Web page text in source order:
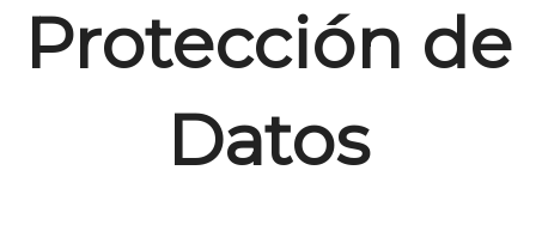
Protección de
Datos